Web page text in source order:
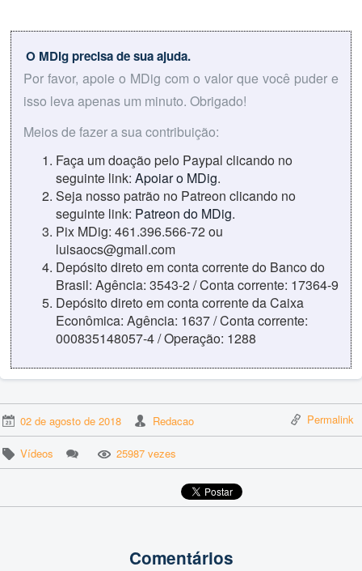
O MDig precisa de sua ajuda.
Por favor, apoie o MDig com o valor que você puder e
isso leva apenas um minuto. Obrigado!
Meios de fazer a sua contribuição:
Faça um doação pelo Paypal clicando no
seguinte link: Apoiar o MDig.
Seja nosso patrão no Patreon clicando no
seguinte link: Patreon do MDig.
Pix MDig: 461.396.566-72 ou
luisaocs@gmail.com
Depósito direto em conta corrente do Banco do
Brasil: Agência: 3543-2 / Conta corrente: 17364-9
Depósito direto em conta corrente da Caixa
Econômica: Agência: 1637 / Conta corrente:
000835148057-4 / Operação: 1288
02 de agosto de 2018 Redacao Permalink
Vídeos 25987 vezes
Comentários